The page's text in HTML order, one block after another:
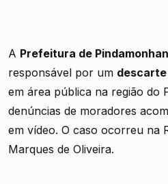
A Prefeitura de
responsável por um
em área pública na região do
denúncias de moradores
em vídeo. O caso ocorreu na
Marques de Oliveira.